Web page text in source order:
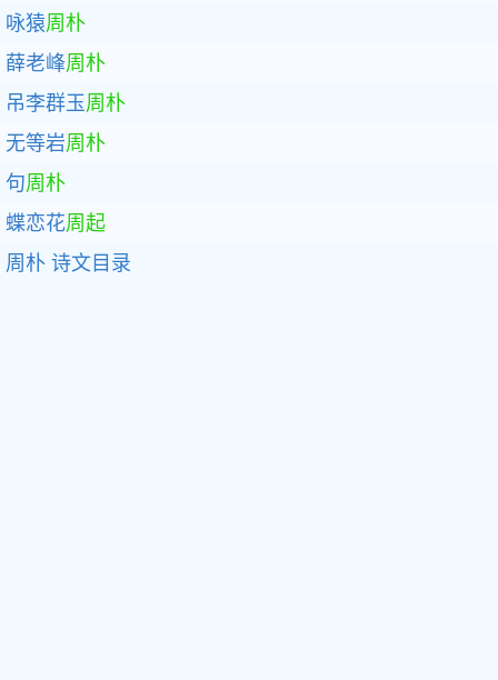
咏猿周朴
薛老峰周朴
吊李群玉周朴
无等岩周朴
句周朴
蝶恋花周起
周朴 诗文目录